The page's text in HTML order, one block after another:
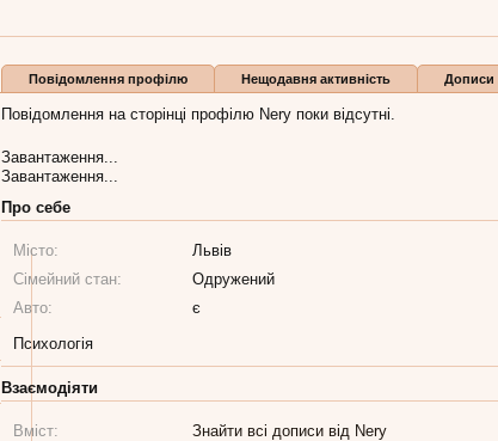
Повідомлення профілю Нещодавня активність Дописи
Повідомлення на сторінці профілю Nery поки відсутні.
Завантаження...
Завантаження...
Про себе
Місто:
Львів
Сімейний стан:
Одружений
Авто:
є
Психологія
Взаємодіяти
Вміст:
Знайти всі дописи від Nery